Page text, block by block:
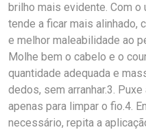
brilho mais evidente. Com o
tende a ficar mais alinhado,
e melhor maleabilidade ao
Molhe bem o cabelo e o
quantidade adequada e
dedos, sem arranhar.3.
apenas para limpar o fio.4.
necessário, repita a